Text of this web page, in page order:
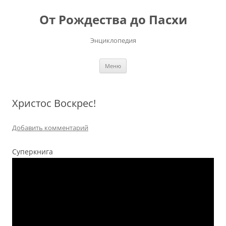
содержимомуОт Рождества до Пасхи
Энциклопедия
Меню
Христос Воскрес!
Добавить комментарий
Суперкнига